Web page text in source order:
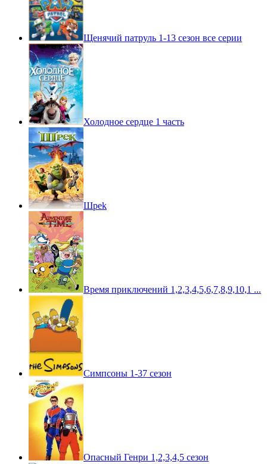
Щенячий патруль 1-13 сезон все серии
Холодное сердце 1 часть
Шpek
Время приключений 1,2,3,4,5,6,7,8,9,10,1 ...
Симпсоны 1-37 сезон
Опасный Генри 1,2,3,4,5 сезон